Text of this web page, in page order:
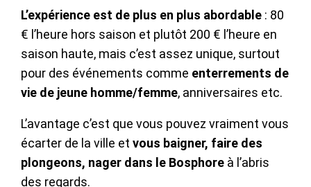
L’expérience est de plus en plus abordable : 80
€ l’heure hors saison et plutôt 200 € l’heure en
saison haute, mais c’est assez unique, surtout
pour des événements comme enterrements de
vie de jeune homme/femme, anniversaires etc.
L’avantage c’est que vous pouvez vraiment vous
écarter de la ville et vous baigner, faire des
plongeons, nager dans le Bosphore à l’abris
des regards.